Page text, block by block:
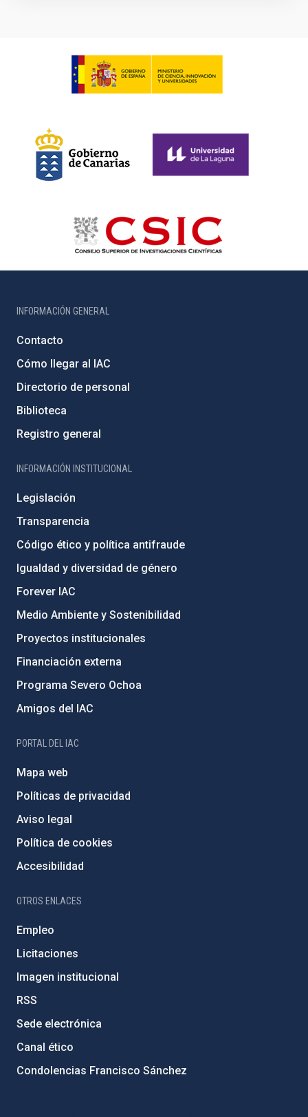
INFORMACIÓN GENERAL
Contacto
Cómo llegar al IAC
Directorio de personal
Biblioteca
Registro general
INFORMACIÓN INSTITUCIONAL
Legislación
Transparencia
Código ético y política antifraude
Igualdad y diversidad de género
Forever IAC
Medio Ambiente y Sostenibilidad
Proyectos institucionales
Financiación externa
Programa Severo Ochoa
Amigos del IAC
PORTAL DEL IAC
Mapa web
Políticas de privacidad
Aviso legal
Política de cookies
Accesibilidad
OTROS ENLACES
Empleo
Licitaciones
Imagen institucional
RSS
Sede electrónica
Canal ético
Condolencias Francisco Sánchez